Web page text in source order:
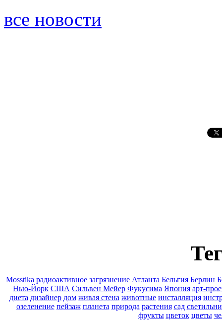
все новости
Mosstika pадиоактивное загрязнение Атланта Бельгия Берлин
Нью-Йорк США Сильвен Мейер Фукусима Япония арт-
диета дизайнер дом живая стена животные инсталляция
озеленение пейзаж планета природа растения сад
фрукты цветок цветы